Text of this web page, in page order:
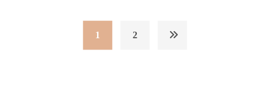
1 2